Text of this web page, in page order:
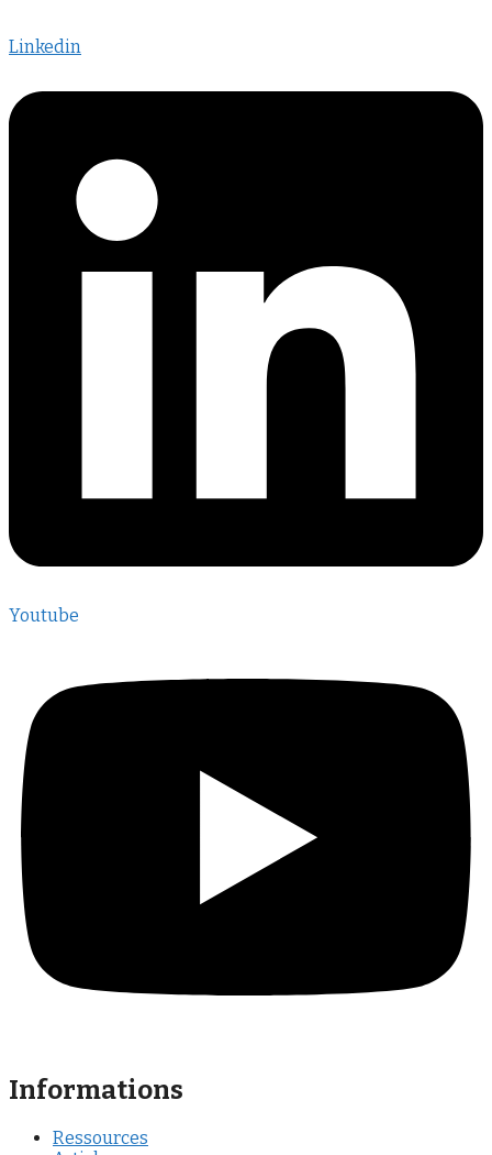
Linkedin
Youtube
Informations
Ressources